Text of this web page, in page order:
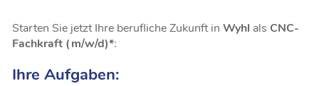
Starten Sie jetzt Ihre berufliche Zukunft in Wyhl als CNC-
Fachkraft (m/w/d)*:
Ihre Aufgaben: